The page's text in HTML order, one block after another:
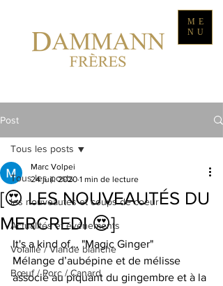
ME
NU
Post
Tous les posts
les nouveautés et coups de coeur
Actualités et événements
Volaille / Viande blanche
Bœuf / Porc / Canard
Tous les posts
[😍 LES NOUVEAUTÉS DU
MERCREDI 😍]
Marc Volpei
24 juil. 2020 1 min de lecture
It's a kind of... "Magic Ginger"
Mélange d’aubépine et de mélisse
associé au piquant du gingembre et à la